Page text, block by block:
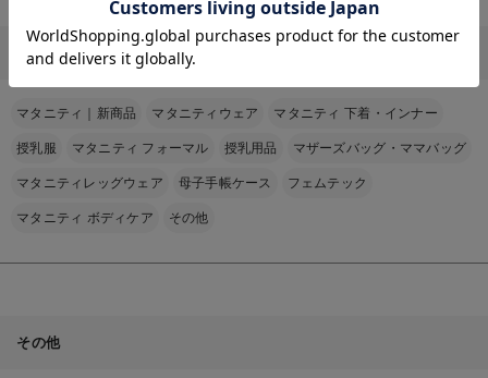
マタニティ パジャマ・ルームウェア以外の商品はこちら
マタニティ｜新商品 マタニティウェア マタニティ 下着・インナー
授乳服 マタニティ フォーマル 授乳用品 マザーズバッグ・ママバッグ
マタニティレッグウェア 母子手帳ケース フェムテック
マタニティ ボディケア その他
その他